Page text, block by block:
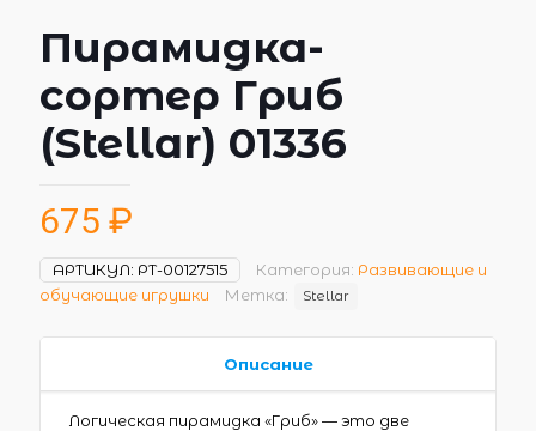
Пирамидка-
сортер Гриб
(Stellar) 01336
675 ₽
АРТИКУЛ: РТ-00127515 Категория: Развивающие и
обучающие игрушки
Метка: Stellar
Описание
Логическая пирамидка «Гриб» — это две